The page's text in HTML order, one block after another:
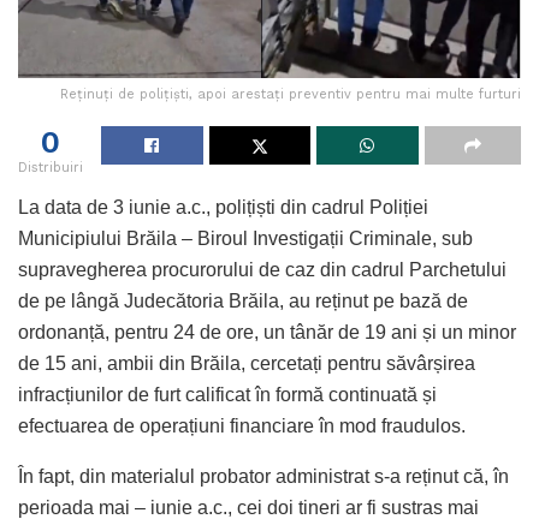
Reținuți de polițiști, apoi arestați preventiv pentru mai multe furturi
0
Distribuiri
La data de 3 iunie a.c., polițiști din cadrul Poliției
Municipiului Brăila – Biroul Investigații Criminale, sub
supravegherea procurorului de caz din cadrul Parchetului
de pe lângă Judecătoria Brăila, au reținut pe bază de
ordonanță, pentru 24 de ore, un tânăr de 19 ani și un minor
de 15 ani, ambii din Brăila, cercetați pentru săvârșirea
infracțiunilor de furt calificat în formă continuată și
efectuarea de operațiuni financiare în mod fraudulos.
În fapt, din materialul probator administrat s-a reținut că, în
perioada mai – iunie a.c., cei doi tineri ar fi sustras mai